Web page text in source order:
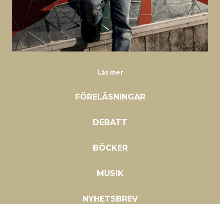
Läs mer
FÖRELÄSNINGAR
DEBATT
BÖCKER
MUSIK
NYHETSBREV